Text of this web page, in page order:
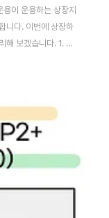
이 운용하는 상장지
니다. 이번에 상장하
해 보겠습니다. 1. 전
전고체배터리
재0005D00.45%전
2차전지
집중 투자 삼성자
전고체 배터리 및